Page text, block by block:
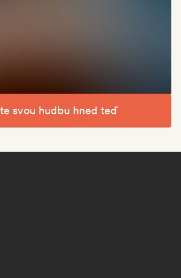
svou hudbu hned teď